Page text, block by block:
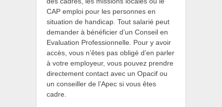
CAP emploi pour les personnes en
situation de handicap. Tout salarié peut
demander à bénéficier d’un Conseil en
Evaluation Professionnelle. Pour y avoir
accès, vous n’êtes pas obligé d’en parler
à votre employeur, vous pouvez prendre
directement contact avec un Opacif ou
un conseiller de l’Apec si vous êtes
cadre.